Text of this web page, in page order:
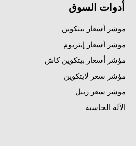
أدوات السوق
مؤشر أسعار بيتكوين
مؤشر أسعار إيثريوم
مؤشر أسعار بيتكوين كاش
مؤشر سعر لايتكوين
مؤشر سعر ريبل
الآلة الحاسبة